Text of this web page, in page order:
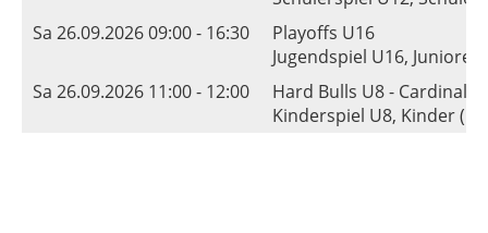
Sa 26.09.2026 09:00 - 16:30
Playoffs U16
Jugendspiel U16,
Sa 26.09.2026 11:00 - 12:00
Hard Bulls U8 - Cardinals
Kinderspiel U8, Kinder